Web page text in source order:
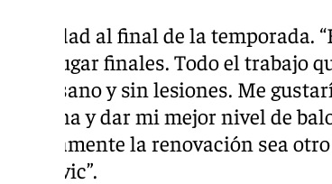
Felicidad al final de la temporada.
para jugar finales. Todo el trabajo
estar sano y sin lesiones. Me
persona y dar mi mejor nivel de
seguramente la renovación sea
Djedovic”.